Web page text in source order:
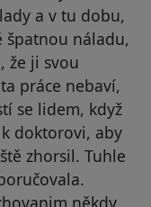
a v tu dobu,
špatnou náladu,
že ji svou
práce nebaví,
se lidem, když
doktorovi, aby
zhorsil. Tuhle
někdy